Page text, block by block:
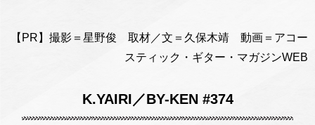
【PR】撮影＝星野俊 取材／文＝久保木靖 動画＝アコー
スティック・ギター・マガジンWEB
K.YAIRI／BY-KEN #374